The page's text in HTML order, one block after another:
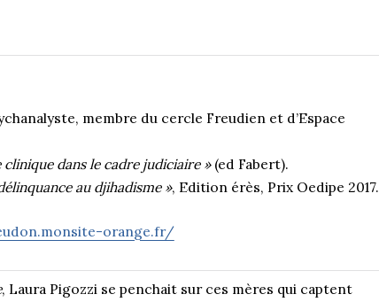
membre du cercle Freudien et d’Espace
dans le cadre judiciaire » (ed Fabert).
au djihadisme », Edition érès, Prix Oedipe 2017.
orange.fr/
, Laura Pigozzi se penchait sur ces mères qui captent